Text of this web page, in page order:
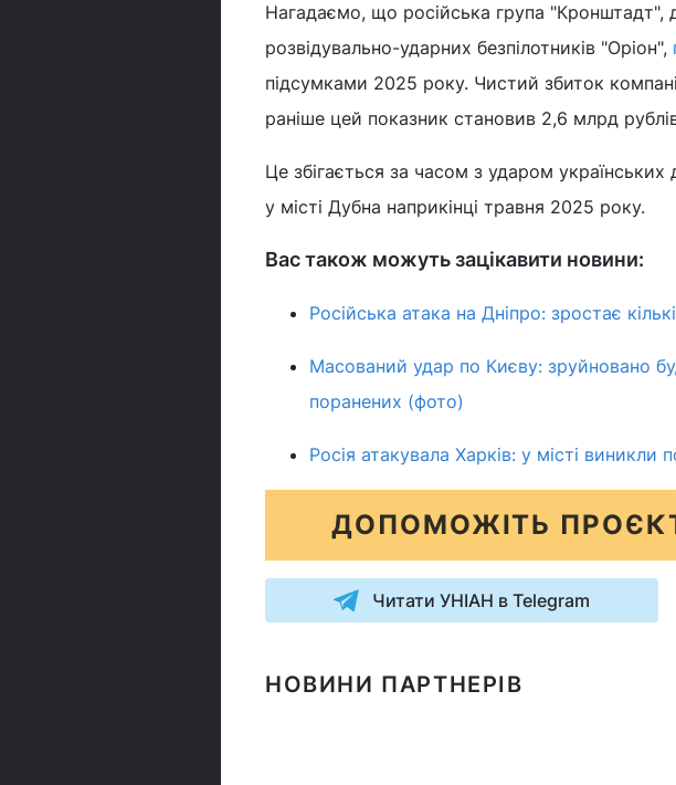
Нагадаємо, що російська група "Кронштадт",
розвідувально-ударних безпілотників "Оріон",
підсумками 2025 року. Чистий збиток
раніше цей показник становив 2,6 млрд
Це збігається за часом з ударом
у місті Дубна наприкінці травня 2025 року.
Вас також можуть зацікавити новини:
Російська атака на Дніпро: зростає
Масований удар по Києву: зруйновано
поранених (фото)
Росія атакувала Харків: у місті
ДОПОМОЖІТЬ
Читати УНІАН в Telegram
НОВИНИ ПАРТНЕРІВ